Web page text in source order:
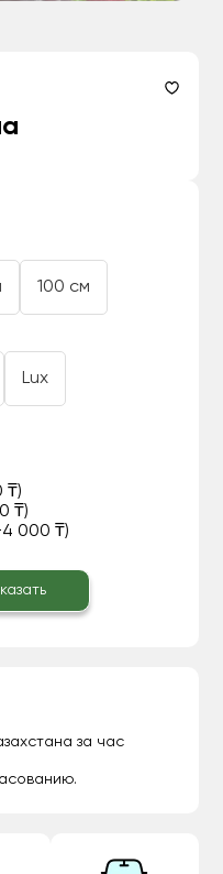
100 см
Lux
₸)
₸)
000 ₸)
за час